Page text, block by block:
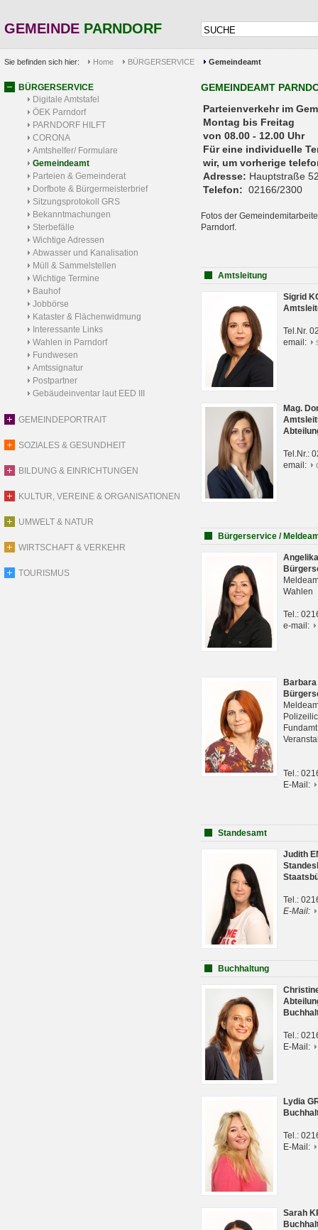
GEMEINDE PARNDORF
Sie befinden sich hier: Home BÜRGERSERVICE Gemeindeamt
BÜRGERSERVICE
Digitale Amtstafel
ÖEK Parndorf
PARNDORF HILFT
CORONA
Amtshelfer/ Formulare
Gemeindeamt
Parteien & Gemeinderat
Dorfbote & Bürgermeisterbrief
Sitzungsprotokoll GRS
Bekanntmachungen
Sterbefälle
Wichtige Adressen
Abwasser und Kanalisation
Müll & Sammelstellen
Wichtige Termine
Bauhof
Jobbörse
Kataster & Flächenwidmung
Interessante Links
Wahlen in Parndorf
Fundwesen
Amtssignatur
Postpartner
Gebäudeinventar laut EED III
GEMEINDEPORTRAIT
SOZIALES & GESUNDHEIT
BILDUNG & EINRICHTUNGEN
KULTUR, VEREINE & ORGANISATIONEN
UMWELT & NATUR
WIRTSCHAFT & VERKEHR
TOURISMUS
GEMEINDEAMT
Parteienverkehr
Montag bis Freitag
von 08.00 - 12.00 Uhr
Für eine individuelle
wir, um vorherige
Adresse: Hauptstraße
Telefon: 02166/2300
Fotos der
Parndorf.
Amtsleitung
Sigrid
Tel.Nr.
email:
Mag.
Tel.Nr.:
email:
Bürgerservice /
Wahlen
Tel.:
e-mail:
Tel.:
E-Mail:
Standesamt
Judith
Tel.:
E-Mail:
Buchhaltung
Tel.:
E-Mail:
Lydia
Tel.:
E-Mail:
Sarah